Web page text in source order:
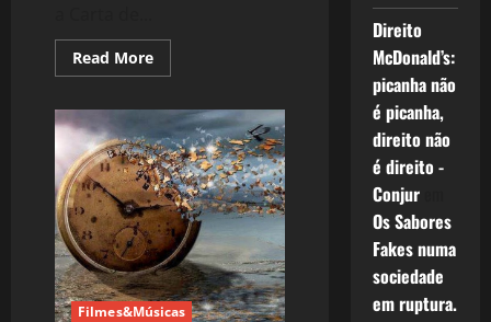
Read MoreRead
more
Carta
de
Temer
é
seu
Passaporte
para
Líder
do
Golpe.
Filmes&Músicas
Direito
McDonald’s:
picanha não
é picanha,
direito não
é direito -
Conjurem
Os Sabores
Fakes numa
sociedade
em ruptura.